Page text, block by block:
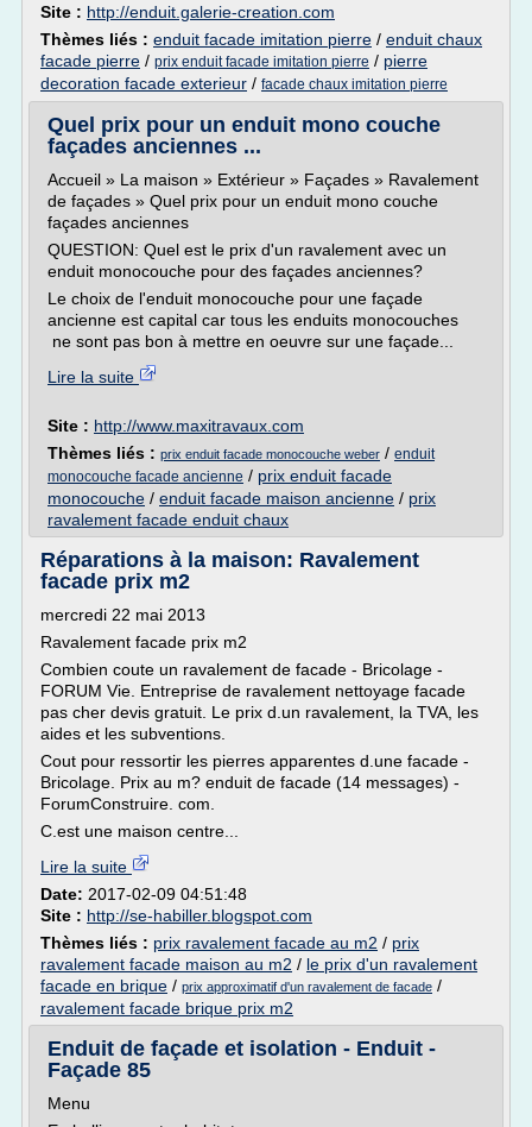
Site : http://enduit.galerie-creation.com
Thèmes liés : enduit facade imitation pierre / enduit chaux
facade pierre / prix enduit facade imitation pierre / pierre
decoration facade exterieur / facade chaux imitation pierre
Quel prix pour un enduit mono couche
façades anciennes ...
Accueil » La maison » Extérieur » Façades » Ravalement
de façades » Quel prix pour un enduit mono couche
façades anciennes
QUESTION: Quel est le prix d'un ravalement avec un
enduit monocouche pour des façades anciennes?
Le choix de l'enduit monocouche pour une façade
ancienne est capital car tous les enduits monocouches
ne sont pas bon à mettre en oeuvre sur une façade...
Lire la suite
Site : http://www.maxitravaux.com
Thèmes liés : prix enduit facade monocouche weber / enduit
monocouche facade ancienne / prix enduit facade
monocouche / enduit facade maison ancienne / prix
ravalement facade enduit chaux
Réparations à la maison: Ravalement
facade prix m2
mercredi 22 mai 2013
Ravalement facade prix m2
Combien coute un ravalement de facade - Bricolage -
FORUM Vie. Entreprise de ravalement nettoyage facade
pas cher devis gratuit. Le prix d.un ravalement, la TVA, les
aides et les subventions.
Cout pour ressortir les pierres apparentes d.une facade -
Bricolage. Prix au m? enduit de facade (14 messages) -
ForumConstruire. com.
C.est une maison centre...
Lire la suite
Date: 2017-02-09 04:51:48
Site : http://se-habiller.blogspot.com
Thèmes liés : prix ravalement facade au m2 / prix
ravalement facade maison au m2 / le prix d'un ravalement
facade en brique / prix approximatif d'un ravalement de facade /
ravalement facade brique prix m2
Enduit de façade et isolation - Enduit -
Façade 85
Menu